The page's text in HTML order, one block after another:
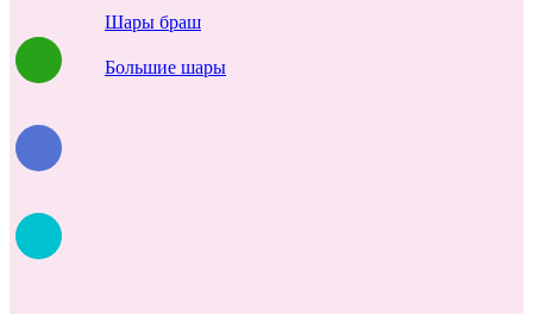
Шары браш
Большие шары